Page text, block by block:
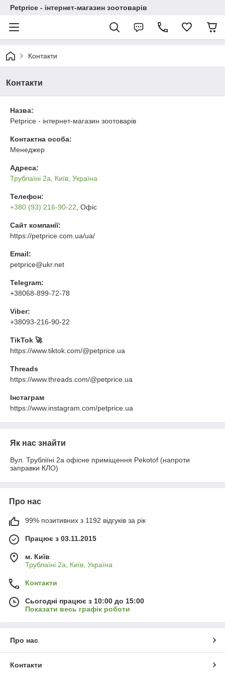
Petprice - інтернет-магазин зоотоварів
Контакти
Контакти
Назва:
Petprice - інтернет-магазин зоотоварів
Контактна особа:
Менеджер
Адреса:
Трублаїні 2а, Київ, Україна
Телефон:
+380 (93) 216-90-22 , Офіс
Сайт компанії:
https://petprice.com.ua/ua/
Email:
petprice@ukr.net
Telegram:
+38068-899-72-78
Viber:
+38093-216-90-22
TikTok 🚀
https://www.tiktok.com/@petprice.ua
Threads
https://www.threads.com/@petprice.ua
Інстаграм
https://www.instagram.com/petprice.ua
Як нас знайти
Вул. Трубліїні 2а офісне приміщення Pekotof (напроти
заправки КЛО)
Про нас
99% позитивних з 1192 відгуків за рік
Працює з 03.11.2015
м. Київ
Трублаїні 2а, Київ, Україна
Контакти
Сьогодні працює з 10:00 до 15:00
Показати весь графік роботи
Про нас
Контакти